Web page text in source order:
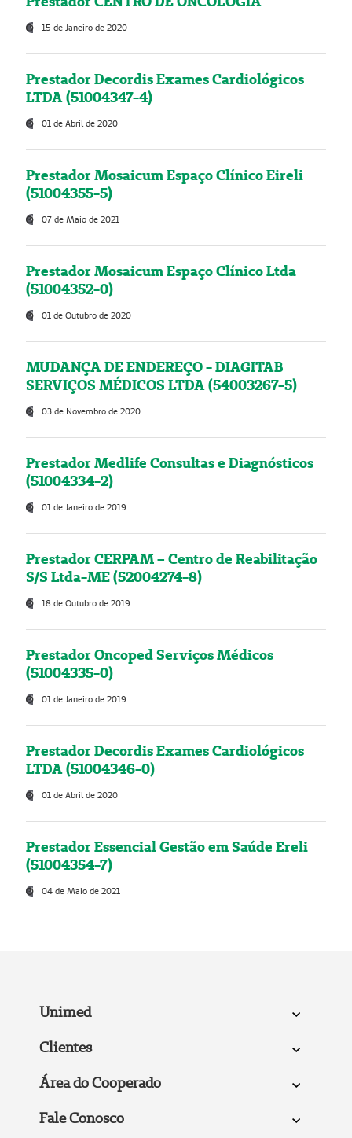
15 de Janeiro de 2020
Prestador Decordis Exames Cardiológicos
LTDA (51004347-4)
01 de Abril de 2020
Prestador Mosaicum Espaço Clínico Eireli
(51004355-5)
07 de Maio de 2021
Prestador Mosaicum Espaço Clínico Ltda
(51004352-0)
01 de Outubro de 2020
MUDANÇA DE ENDEREÇO - DIAGITAB
SERVIÇOS MÉDICOS LTDA (54003267-5)
03 de Novembro de 2020
Prestador Medlife Consultas e Diagnósticos
(51004334-2)
01 de Janeiro de 2019
Prestador CERPAM – Centro de Reabilitação
S/S Ltda-ME (52004274-8)
18 de Outubro de 2019
Prestador Oncoped Serviços Médicos
(51004335-0)
01 de Janeiro de 2019
Prestador Decordis Exames Cardiológicos
LTDA (51004346-0)
01 de Abril de 2020
Prestador Essencial Gestão em Saúde Ereli
(51004354-7)
04 de Maio de 2021
Unimed
Clientes
Área do Cooperado
Fale Conosco